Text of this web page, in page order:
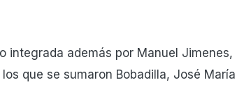
integrada además por Manuel Jimenes,
que se sumaron Bobadilla, José María